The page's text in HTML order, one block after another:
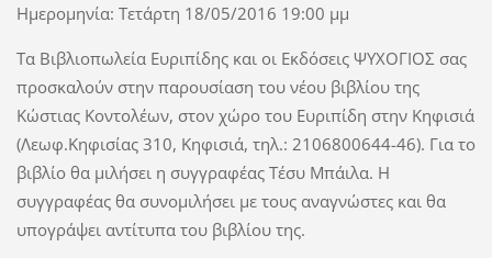
Ημερομηνία: Τετάρτη 18/05/2016 19:00 μμ
Τα Βιβλιοπωλεία Ευριπίδης και οι Εκδόσεις ΨΥΧΟΓΙΟΣ σας
προσκαλούν στην παρουσίαση του νέου βιβλίου της
Κώστιας Κοντολέων, στον χώρο του Ευριπίδη στην Κηφισιά
(Λεωφ.Κηφισίας 310, Κηφισιά, τηλ.: 2106800644-46). Για το
βιβλίο θα μιλήσει η συγγραφέας Τέσυ Μπάιλα. Η
συγγραφέας θα συνομιλήσει με τους αναγνώστες και θα
υπογράψει αντίτυπα του βιβλίου της.